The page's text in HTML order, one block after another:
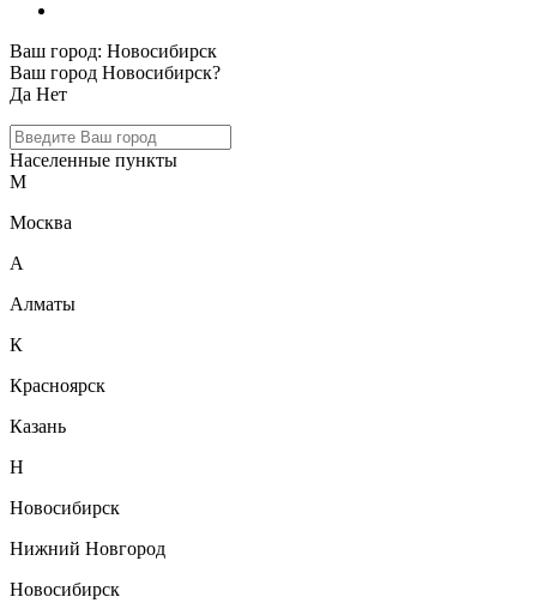
Ваш город: Новосибирск
Ваш город Новосибирск?
Да Нет
Населенные пункты
М
Москва
А
Алматы
К
Красноярск
Казань
Н
Новосибирск
Нижний Новгород
Новосибирск